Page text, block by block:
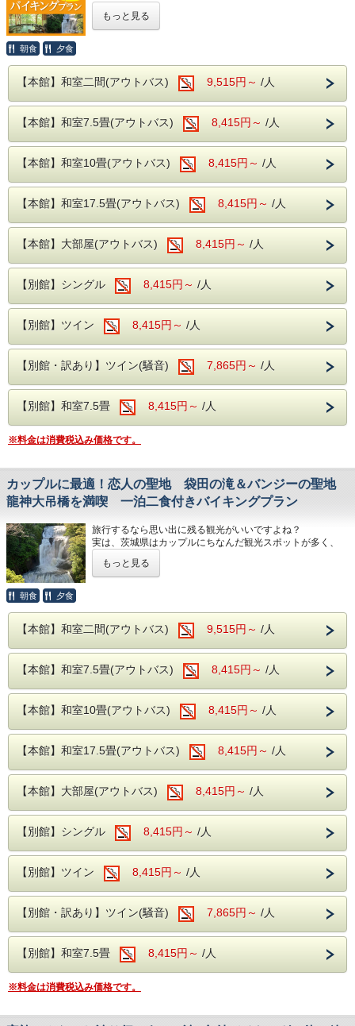
夕食・朝食共に
和洋中の厳選した様々な料理を、お好きなものをお
好きなだけ
お召し上がりがりいただけるビュッフェスタイルと
なります。
さらに夕食時はソフトドリンクだけでなく、
サワー、ハイボールなどの定番のアルコール
さらに、さらに
生ビールや日本酒の地酒までが飲み放題とな
り、
セットでお楽しみいただけます！
二世帯のファミリー層でもお寛ぎいただけ
る、
仕切りのある和室二間のお部屋もご用意して
おります。
大浴場は【大子温泉】となり、
る、
PH8.75ナトリウム-硫酸塩・塩化物温泉で
ヌメヌメ感を体験してください。
奥久慈館は
環境です。
4月中旬には桜、下旬から5月中旬に掛けては
新緑が望めます。
近隣には日本三名瀑の【袋田の滝】や滝の裏
側がのぞける【月待の滝】、
ノスタルジックな佇まいから、数々のドラマ
や映画のロケ地になっている
【旧上岡小学校】など名所も数多くございま
す。
※近隣に、コンビニエンスストアがございま
す。
館内には、コインランドリーやカップ麺の
もっと見る
朝食 夕食
【本館】和室二間(アウトバス) 9,515円～ /人
【本館】和室7.5畳(アウトバス) 8,415円～ /人
【本館】和室10畳(アウトバス) 8,415円～ /人
【本館】和室17.5畳(アウトバス) 8,415円～ /人
【本館】大部屋(アウトバス) 8,415円～ /人
【別館】シングル 8,415円～ /人
【別館】ツイン 8,415円～ /人
【別館・訳あり】ツイン(騒音) 7,865円～ /人
【別館】和室7.5畳 8,415円～ /人
※料金は消費税込み価格です。
カップルに最適！恋人の聖地 袋田の滝＆バンジーの聖地
龍神大吊橋を満喫 一泊二食付きバイキングプラン
旅行するなら思い出に残る観光がいいですよね？
実は、茨城県はカップルにちなんだ観光スポットが多く、
「袋田の滝」と「竜神大吊橋」が特におすすめです！！
紹介され、 風水的にも、恋愛に対して効果があるとされて
トンネル内にあるモニュメントに、 新たにペア用の赤いブ
ランコが設置されました。 インスタン映え間違いなし♪
そして、そこから約40分のところにある 鮮やかなブルーが
特徴の竜神大吊橋は、 歩行者専用の橋としては日本最大級
の長さと高さを誇ります。
高さ100mから飛べるとあり、 バンジージャンプ好きの間で
は聖地ともいわれています。 その橋を渡ったところにある
のが【愛の鐘】 ２人でボタンを押さないと鳴らない まさに
カップルにおすすめのスポットですね。
奥久慈館は 久慈川沿いの風光明媚な環境です。 4月中旬に
お好きなものをお好きなだけ お召し上がりがりいただける
ビュッフェスタイルとなります。
さらに 生ビールや日本酒の地酒までが飲み放題となり、 セ
ットでお楽しみいただけます！
大浴場は【大子温泉】となり、 古くから美人の湯とされた
肌を滑らかにする、 PH8.75ナトリウム-硫酸塩・塩化物温泉
です！ 奥久慈館で １泊２日の旅行でも、無理なく、充実し
た思い出を作りましょう！！
もっと見る
朝食 夕食
【本館】和室二間(アウトバス) 9,515円～ /人
【本館】和室7.5畳(アウトバス) 8,415円～ /人
【本館】和室10畳(アウトバス) 8,415円～ /人
【本館】和室17.5畳(アウトバス) 8,415円～ /人
【本館】大部屋(アウトバス) 8,415円～ /人
【別館】シングル 8,415円～ /人
【別館】ツイン 8,415円～ /人
【別館・訳あり】ツイン(騒音) 7,865円～ /人
【別館】和室7.5畳 8,415円～ /人
※料金は消費税込み価格です。